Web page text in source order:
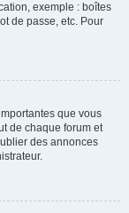
exemple : boîtes
de passe, etc. Pour
que vous
de chaque forum et
des annonces